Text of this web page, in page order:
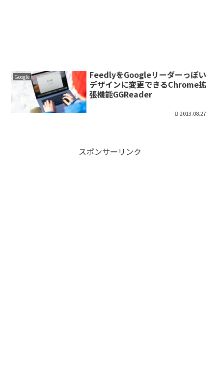
Google
FeedlyをGoogleリーダーっぽい
デザインに変更できるChrome拡
張機能GGReader
2013.08.27
スポンサーリンク